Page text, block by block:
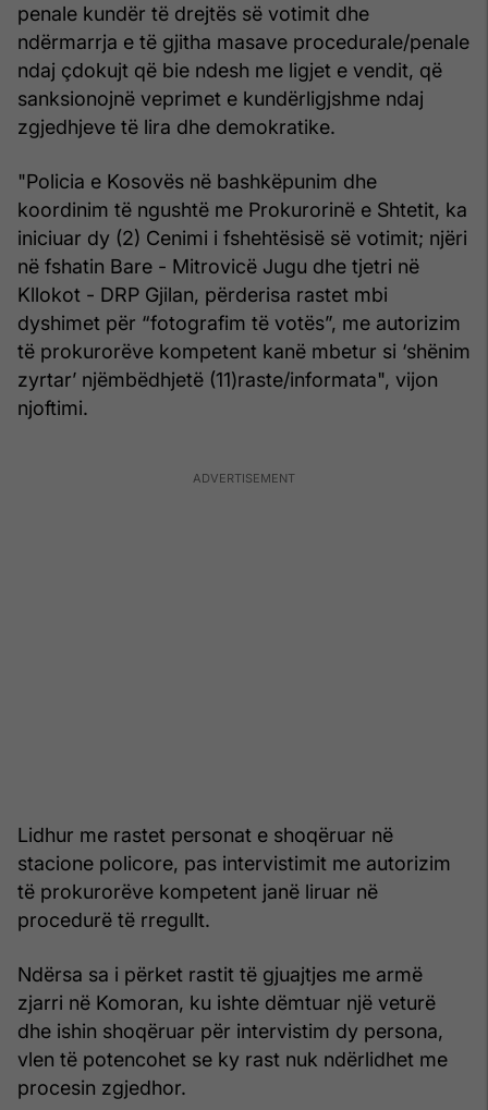
penale kundër të drejtës së votimit dhe
ndërmarrja e të gjitha masave procedurale/penale
ndaj çdokujt që bie ndesh me ligjet e vendit, që
sanksionojnë veprimet e kundërligjshme ndaj
zgjedhjeve të lira dhe demokratike.
"Policia e Kosovës në bashkëpunim dhe
koordinim të ngushtë me Prokurorinë e Shtetit, ka
iniciuar dy (2) Cenimi i fshehtësisë së votimit; njëri
në fshatin Bare - Mitrovicë Jugu dhe tjetri në
Kllokot - DRP Gjilan, përderisa rastet mbi
dyshimet për “fotografim të votës”, me autorizim
të prokurorëve kompetent kanë mbetur si ‘shënim
zyrtar’ njëmbëdhjetë (11)raste/informata", vijon
njoftimi.
Lidhur me rastet personat e shoqëruar në
stacione policore, pas intervistimit me autorizim
të prokurorëve kompetent janë liruar në
procedurë të rregullt.
Ndërsa sa i përket rastit të gjuajtjes me armë
zjarri në Komoran, ku ishte dëmtuar një veturë
dhe ishin shoqëruar për intervistim dy persona,
vlen të potencohet se ky rast nuk ndërlidhet me
procesin zgjedhor.